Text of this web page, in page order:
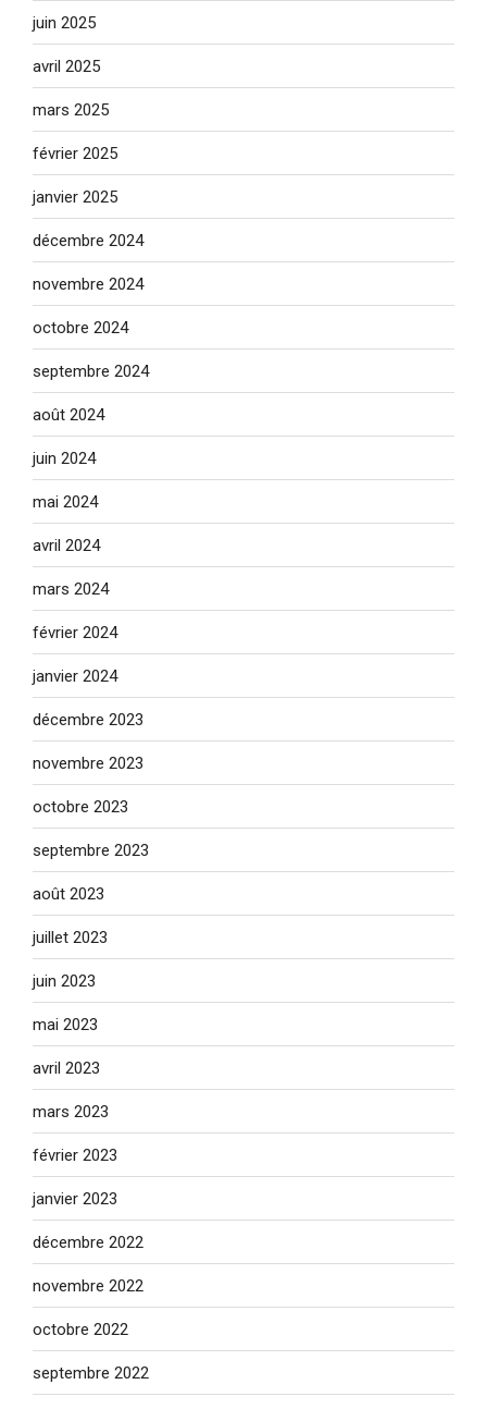
juin 2025
avril 2025
mars 2025
février 2025
janvier 2025
décembre 2024
novembre 2024
octobre 2024
septembre 2024
août 2024
juin 2024
mai 2024
avril 2024
mars 2024
février 2024
janvier 2024
décembre 2023
novembre 2023
octobre 2023
septembre 2023
août 2023
juillet 2023
juin 2023
mai 2023
avril 2023
mars 2023
février 2023
janvier 2023
décembre 2022
novembre 2022
octobre 2022
septembre 2022